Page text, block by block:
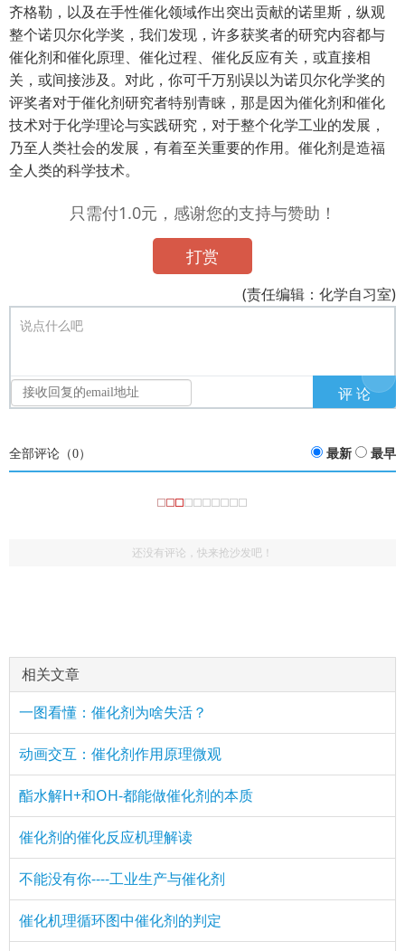
齐格勒，以及在手性催化领域作出突出贡献的诺里斯，纵观
整个诺贝尔化学奖，我们发现，许多获奖者的研究内容都与
催化剂和催化原理、催化过程、催化反应有关，或直接相
关，或间接涉及。对此，你可千万别误以为诺贝尔化学奖的
评奖者对于催化剂研究者特别青睐，那是因为催化剂和催化
技术对于化学理论与实践研究，对于整个化学工业的发展，
乃至人类社会的发展，有着至关重要的作用。催化剂是造福
全人类的科学技术。
只需付1.0元，感谢您的支持与赞助！
打赏
(责任编辑：化学自习室)
说点什么吧
全部评论（0） 最新 最早
还没有评论，快来抢沙发吧！
相关文章
一图看懂：催化剂为啥失活？
动画交互：催化剂作用原理微观
酯水解H+和OH-都能做催化剂的本质
催化剂的催化反应机理解读
不能没有你----工业生产与催化剂
催化机理循环图中催化剂的判定